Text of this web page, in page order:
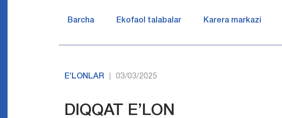
Barcha Ekofaol talabalar Karera markazi
E’LONLAR 03/03/2025
DIQQAT E’LON